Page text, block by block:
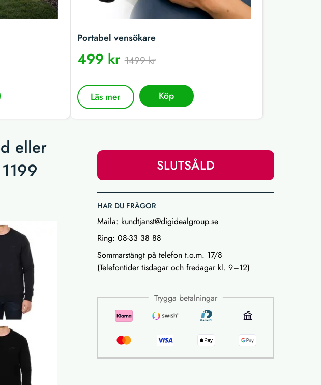
Portabel vensökare
499 kr1499 kr
Läs mer Köp
eller
SLUTSÅLD
HAR DU FRÅGOR
Maila: kundtjanst@digidealgroup.se
Ring: 08-33 38 88
Sommarstängt på telefon t.o.m. 17/8
(Telefontider tisdagar och fredagar kl. 9–12)
Trygga betalningar